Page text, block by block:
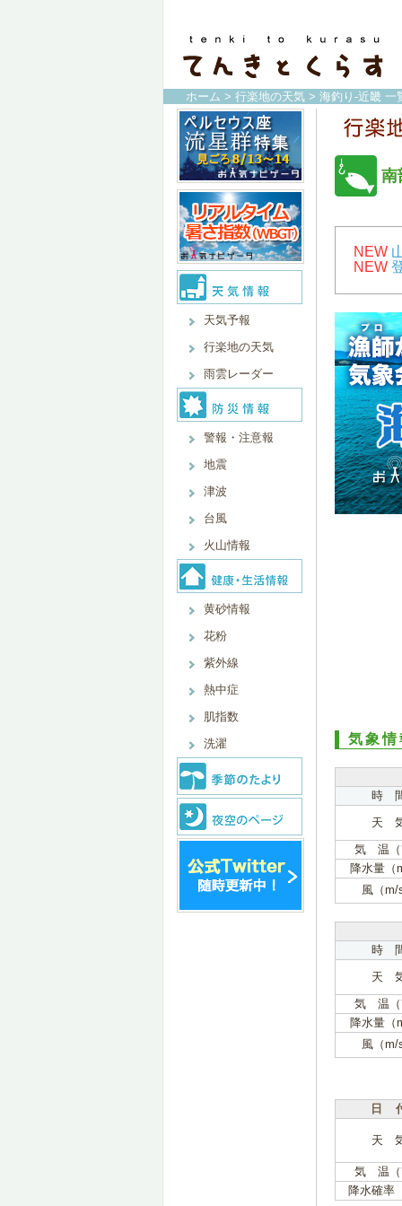
ホーム > 行楽地の天気 > 海釣り-近畿 一
天気予報
行楽地の天気
雨雲レーダー
警報・注意報
地震
津波
台風
火山情報
黄砂情報
花粉
紫外線
熱中症
肌指数
洗濯
南
NEW
NEW
気象情
時
天
気 温
降水量（
風（m/
時
天
気 温
降水量（
風（m/
日
天
気 温
降水確率